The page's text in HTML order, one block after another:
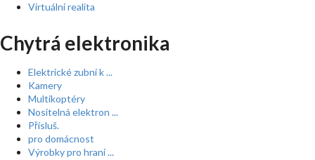
Virtuální realita
Chytrá elektronika
Elektrické zubní k ...
Kamery
Multikoptéry
Nositelná elektron ...
Přísluš.
pro domácnost
Výrobky pro hraní ...